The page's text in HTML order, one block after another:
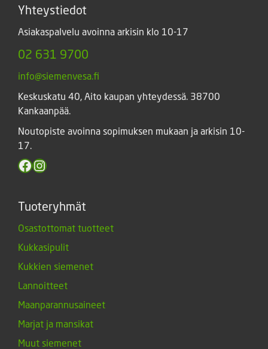
Yhteystiedot
Asiakaspalvelu avoinna arkisin klo 10-17
02 631 9700
info@siemenvesa.fi
Keskuskatu 40, Aito kaupan yhteydessä. 38700
Kankaanpää.
Noutopiste avoinna sopimuksen mukaan ja arkisin 10-
17.
Facebook
Instagram
Tuoteryhmät
Osastottomat tuotteet
Kukkasipulit
Kukkien siemenet
Lannoitteet
Maanparannusaineet
Marjat ja mansikat
Muut siemenet